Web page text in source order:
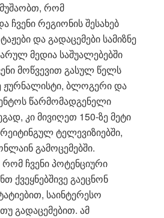
რომ
ჩვენი რეგიონის შესახებ
და გადაცემები სამიზნე
მედია საშუალებებში
მოწვევით გასულ წელს
ჟურნალისტი, ბლოგერი და
წარმომადგენელი
კი მივიღეთ 150-ზე მეტი
ტელევიზიებში,
გამოცემებში.
ჩვენი პოტენციური
ქვეყნებშივე გაეცნონ
საინტერესო
გადაცემებით. ამ